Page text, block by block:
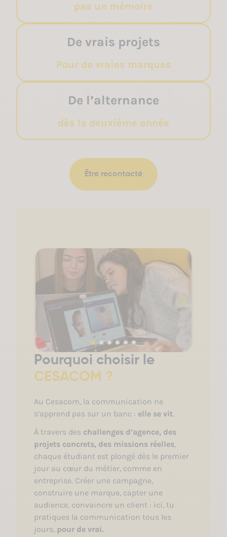
pas un mémoire
De vrais projets
Pour de vraies marques
De l’alternance
dès la deuxième année
Être recontacté
Pourquoi choisir le
CESACOM ?
Au Cesacom, la communication ne
s’apprend pas sur un banc : elle se vit.
À travers des challenges d’agence, des
projets concrets, des missions réelles,
chaque étudiant est plongé dès le premier
jour au cœur du métier, comme en
entreprise. Créer une campagne,
construire une marque, capter une
audience, convaincre un client : ici, tu
pratiques la communication tous les
jours, pour de vrai.